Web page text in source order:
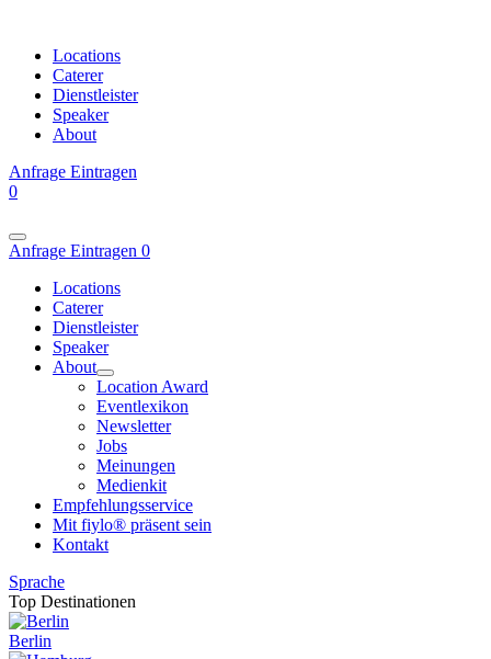
Locations
Caterer
Dienstleister
Speaker
About
Anfrage Eintragen
0
Anfrage Eintragen 0
Locations
Caterer
Dienstleister
Speaker
About
Location Award
Eventlexikon
Newsletter
Jobs
Meinungen
Medienkit
Empfehlungsservice
Mit fiylo® präsent sein
Kontakt
Sprache
Top Destinationen
Berlin